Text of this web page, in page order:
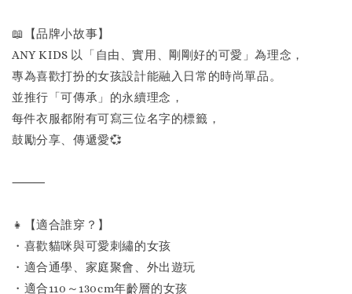
📖【品牌小故事】
ANY KIDS 以「自由、實用、剛剛好的可愛」為理念，
專為喜歡打扮的女孩設計能融入日常的時尚單品。
並推行「可傳承」的永續理念，
每件衣服都附有可寫三位名字的標籤，
鼓勵分享、傳遞愛💞
⸻
👧【適合誰穿？】
・喜歡貓咪與可愛刺繡的女孩
・適合通學、家庭聚會、外出遊玩
・適合110～130cm年齡層的女孩